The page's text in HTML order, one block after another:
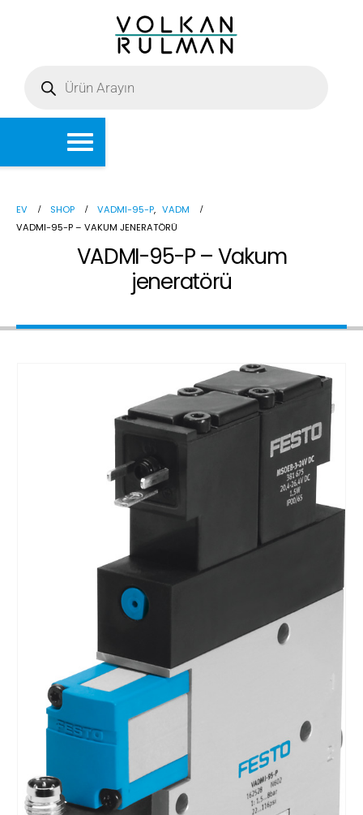
EV SHOP VADMI-95-P, VADM
VADMI-95-P – VAKUM JENERATÖRÜ
VADMI-95-P – Vakum
jeneratörü